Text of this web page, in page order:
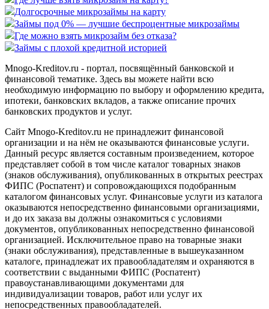
Долгосрочные микрозаймы на карту
Займы под 0% — лучшие беспроцентные микрозаймы
Где можно взять микрозайм без отказа?
Займы с плохой кредитной историей
Mnogo-Kreditov.ru - портал, посвящённый банковской и
финансовой тематике. Здесь вы можете найти всю
необходимую информацию по выбору и оформлению кредита,
ипотеки, банковских вкладов, а также описание прочих
банковских продуктов и услуг.
Сайт Mnogo-Kreditov.ru не принадлежит финансовой
организации и на нём не оказываются финансовые услуги.
Данный ресурс является составным произведением, которое
представляет собой в том числе каталог товарных знаков
(знаков обслуживания), опубликованных в открытых реестрах
ФИПС (Роспатент) и сопровождающихся подобранным
каталогом финансовых услуг. Финансовые услуги из каталога
оказываются непосредственно финансовыми организациями,
и до их заказа вы должны ознакомиться с условиями
документов, опубликованных непосредственно финансовой
организацией. Исключительное право на товарные знаки
(знаки обслуживания), представленные в вышеуказанном
каталоге, принадлежат их правообладателям и охраняются в
соответствии с выданными ФИПС (Роспатент)
правоустанавливающими документами для
индивидуализации товаров, работ или услуг их
непосредственных правообладателей.